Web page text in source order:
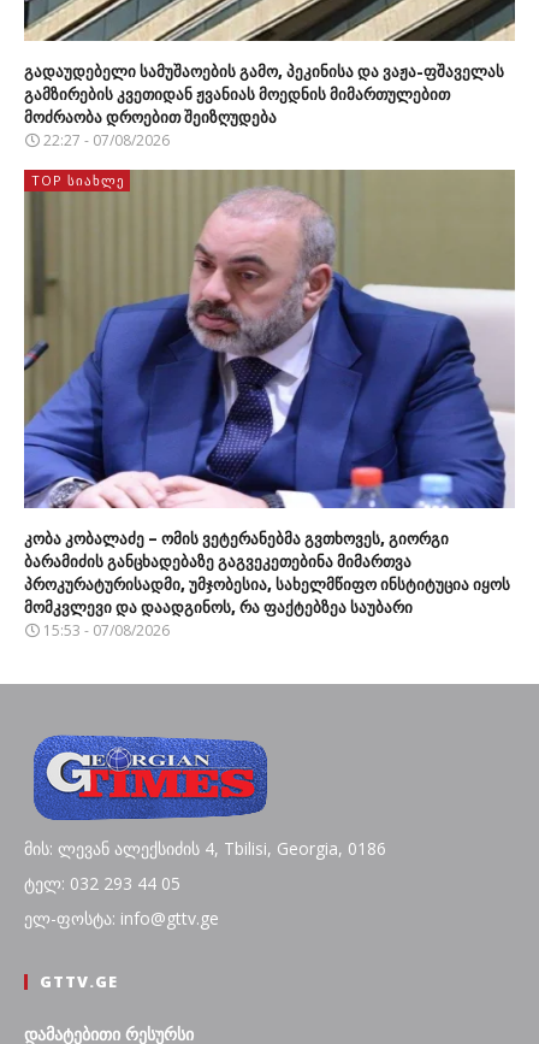
გადაუდებელი სამუშაოების გამო, პეკინისა და ვაჟა-ფშაველას
გამზირების კვეთიდან ჟვანიას მოედნის მიმართულებით
მოძრაობა დროებით შეიზღუდება
22:27 - 07/08/2026
TOP ᲡᲘᲐᲮᲚᲔ
კობა კობალაძე – ომის ვეტერანებმა გვთხოვეს, გიორგი
ბარამიძის განცხადებაზე გაგვეკეთებინა მიმართვა
პროკურატურისადმი, უმჯობესია, სახელმწიფო ინსტიტუცია იყოს
მომკვლევი და დაადგინოს, რა ფაქტებზეა საუბარი
15:53 - 07/08/2026
მის: ლევან ალექსიძის 4, Tbilisi, Georgia, 0186
ტელ: 032 293 44 05
ელ-ფოსტა: info@gttv.ge
GTTV.GE
დამატებითი რესურსი